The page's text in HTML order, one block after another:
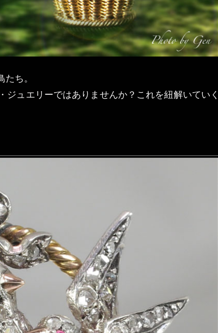
ち。
ュエリーではありませんか？これを紐解いていく